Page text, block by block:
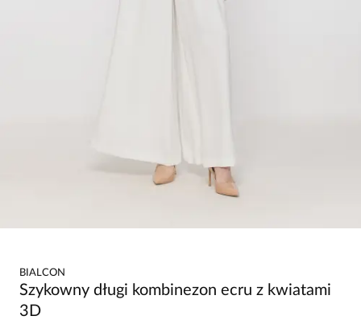
BIALCON
Szykowny długi kombinezon ecru z kwiatami
3D